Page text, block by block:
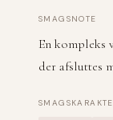
SMAGSNOTE
En kompleks
der afsluttes